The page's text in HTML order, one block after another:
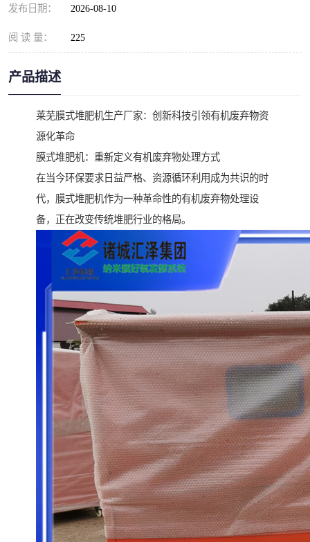
发布日期： 2026-08-10
阅 读 量： 225
产品描述
莱芜膜式堆肥机生产厂家：创新科技引领有机废弃物资
源化革命
膜式堆肥机：重新定义有机废弃物处理方式
在当今环保要求日益严格、资源循环利用成为共识的时
代，膜式堆肥机作为一种革命性的有机废弃物处理设
备，正在改变传统堆肥行业的格局。